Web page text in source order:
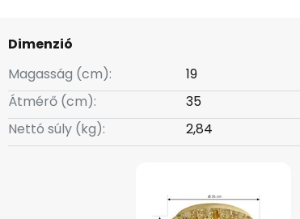
Dimenzió
Magasság (cm):
19
Átmérő (cm):
35
Nettó súly (kg):
2,84